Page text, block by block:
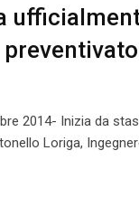
2014- Inizia da
Loriga,